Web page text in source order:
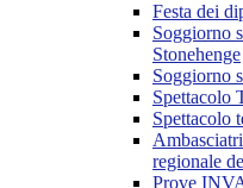
Festa dei
Soggiorno
Stonehenge
Soggiorno
Spettacolo
Spettacolo
regionale
Prove